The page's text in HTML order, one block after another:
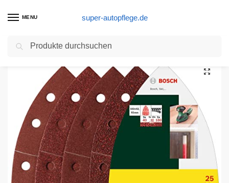
MENU super-autopflege.de
Start Schleifpapier Produkte / Bosch 25tlg. Schleifblatt Set (verschiedene Materialien, Körnung 40/80/120/180, 11 Löcher, Zubehör Multischleifer)